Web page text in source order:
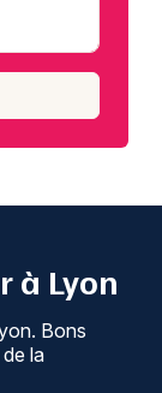
à Lyon
Bons
la